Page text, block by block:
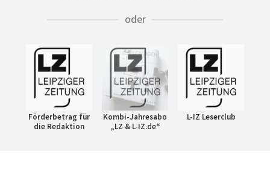
oder
Förderbetrag für
die Redaktion
Kombi-Jahresabo
„LZ & L-IZ.de“
L-IZ Leserclub